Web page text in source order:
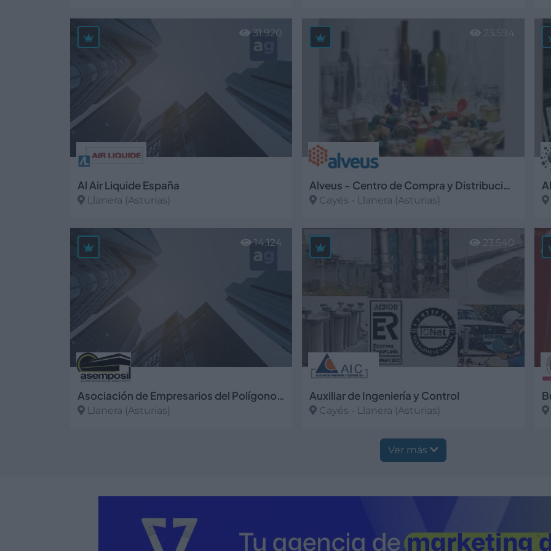
Al Air Liquide España
Llanera (Asturias)
Ver más
31.920
Alveus - Centro de Compra y Distribución para el Envasado
Cayés - Llanera (Asturias)
Ver más
23.594
Asociación de Empresarios del Polígono de Silvota ASEMPOSIL
Llanera (Asturias)
14.124
Auxiliar de Ingeniería y Control
Cayés - Llanera (Asturias)
23.540
Ver más